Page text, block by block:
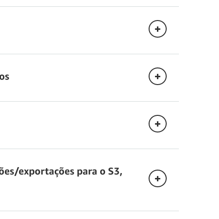
em unidades de capacidade de
exportações para o S3,